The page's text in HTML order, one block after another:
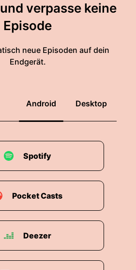
verpasse keine
Episode
neue Episoden auf dein
Endgerät.
Android Desktop
Spotify
Pocket Casts
Deezer